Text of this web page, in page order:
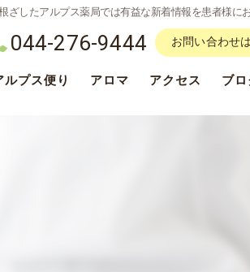
ざしたアルプス薬局では有益な新着情報を患者様に
044-276-9444 お問い合わせ
ルプス便り アロマ アクセス ブ